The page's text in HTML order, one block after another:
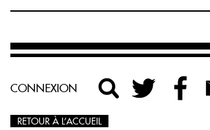
CONNEXION
RETOUR À L’ACCUEIL